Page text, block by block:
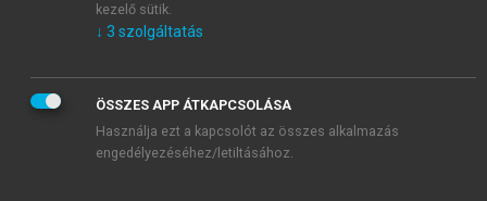
KIPRÓBÁLOM
kezelő sütik.
↓ 3 szolgáltatás
ÖSSZES APP ÁTKAPCSOLÁSA
Használja ezt a kapcsolót az összes alkalmazás
engedélyezéséhez/letiltásához.